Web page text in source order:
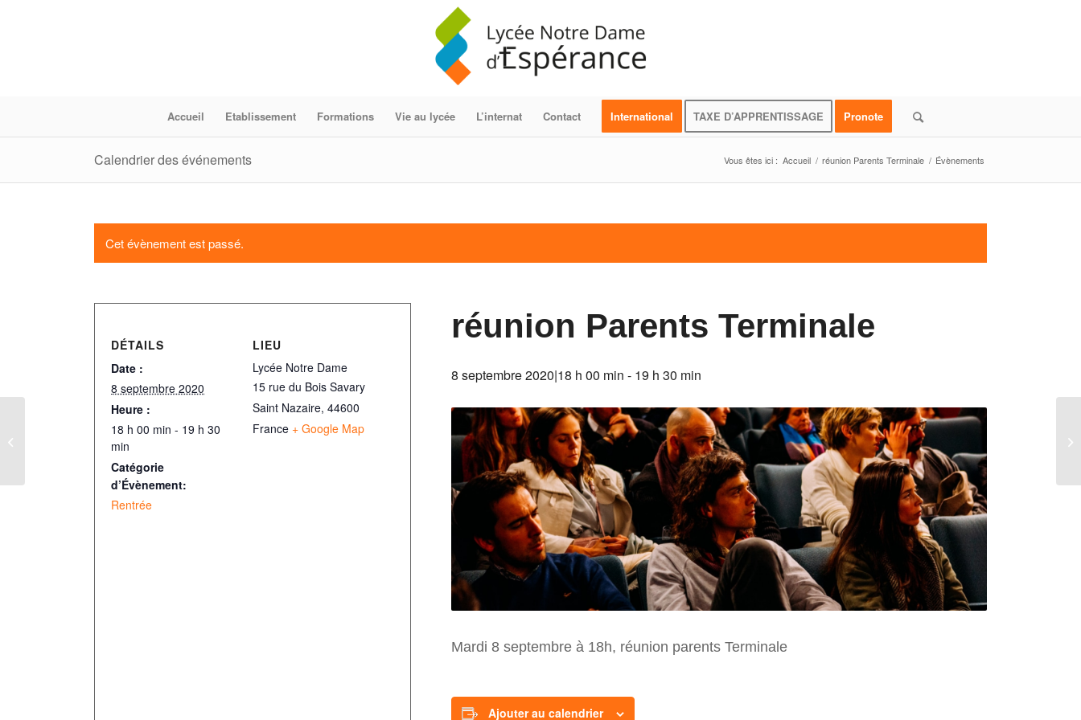
Accueil Etablissement Formations Vie au lycée L’internat Contact International TAXE D’APPRENTISSAGE Pronote
Calendrier des événements Vous êtes ici : Accueil / réunion Parents Terminale / Évènements
Cet évènement est passé.
réunion Parents Terminale
8 septembre 2020|18 h 00 min - 19 h 30 min
Mardi 8 septembre à 18h, réunion parents Terminale
Ajouter au calendrier
DÉTAILS
Date :
8 septembre 2020
Heure :
18 h 00 min - 19 h 30
min
Catégorie
d’Évènement:
Rentrée
LIEU
Lycée Notre Dame
15 rue du Bois Savary
Saint Nazaire, 44600
France + Google Map
Rentrée des internes